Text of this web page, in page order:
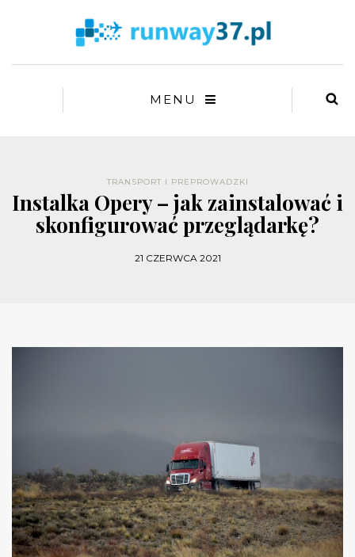
MENU
TRANSPORT I PREPROWADZKI
Instalka Opery – jak zainstalować i
skonfigurować przeglądarkę?
21 CZERWCA 2021